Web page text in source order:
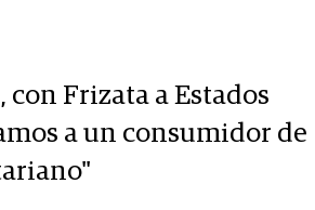
Frizata a Estados
a un consumidor de